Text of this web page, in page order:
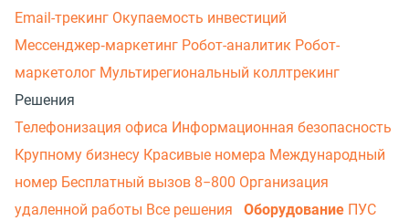
Email-трекинг Окупаемость инвестиций
Мессенджер‑маркетинг Робот-аналитик Робот-
маркетолог Мультирегиональный коллтрекинг
Решения
Телефонизация офиса Информационная безопасность
Крупному бизнесу Красивые номера Международный
номер Бесплатный вызов 8−800 Организация
удаленной работы Все решения Оборудование ПУС